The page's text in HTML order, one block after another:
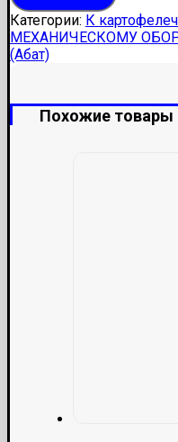
Категории: К
МЕХАНИЧЕСКОМУ
(Абат)
Похожие товары